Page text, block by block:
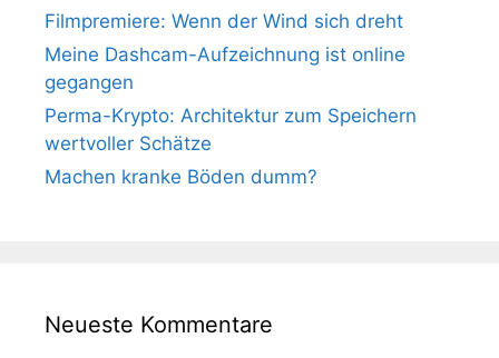
Filmpremiere: Wenn der Wind sich dreht
Meine Dashcam-Aufzeichnung ist online
gegangen
Perma-Krypto: Architektur zum Speichern
wertvoller Schätze
Machen kranke Böden dumm?
Neueste Kommentare